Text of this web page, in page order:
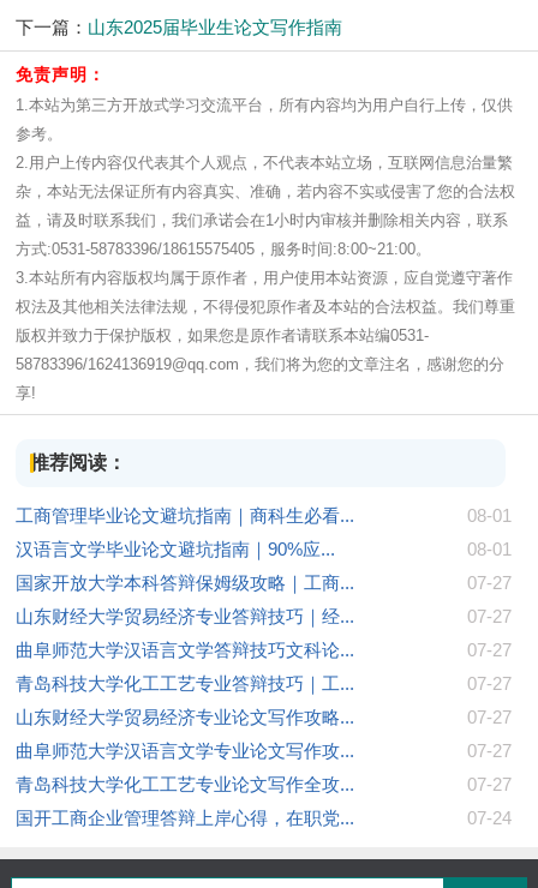
下一篇： 山东2025届毕业生论文写作指南
免责声明：
1.本站为第三方开放式学习交流平台，所有内容均为用户自行上传，仅供
参考。
2.用户上传内容仅代表其个人观点，不代表本站立场，互联网信息治量繁
杂，本站无法保证所有内容真实、准确，若内容不实或侵害了您的合法权
益，请及时联系我们，我们承诺会在1小时内审核并删除相关内容，联系
方式:0531-58783396/18615575405，服务时间:8:00~21:00。
3.本站所有内容版权均属于原作者，用户使用本站资源，应自觉遵守著作
权法及其他相关法律法规，不得侵犯原作者及本站的合法权益。我们尊重
版权并致力于保护版权，如果您是原作者请联系本站编0531-
58783396/1624136919@qq.com，我们将为您的文章注名，感谢您的分
享!
推荐阅读：
工商管理毕业论文避坑指南｜商科生必看...
08-01
汉语言文学毕业论文避坑指南｜90%应...
08-01
国家开放大学本科答辩保姆级攻略｜工商...
07-27
山东财经大学贸易经济专业答辩技巧｜经...
07-27
曲阜师范大学汉语言文学答辩技巧文科论...
07-27
青岛科技大学化工工艺专业答辩技巧｜工...
07-27
山东财经大学贸易经济专业论文写作攻略...
07-27
曲阜师范大学汉语言文学专业论文写作攻...
07-27
青岛科技大学化工工艺专业论文写作全攻...
07-27
国开工商企业管理答辩上岸心得，在职党...
07-24